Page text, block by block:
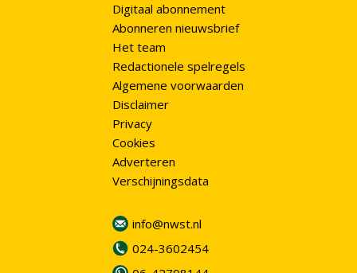
Digitaal abonnement
Abonneren nieuwsbrief
Het team
Redactionele spelregels
Algemene voorwaarden
Disclaimer
Privacy
Cookies
Adverteren
Verschijningsdata
info@nwst.nl
024-3602454